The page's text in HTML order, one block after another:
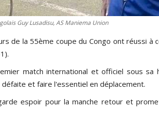
Guy Lusadisu, AS Maniema Union
de la 55ème coupe du Congo ont réussi à
match international et officiel sous sa
défaite et faire l'essentiel en déplacement.
espoir pour la manche retour et